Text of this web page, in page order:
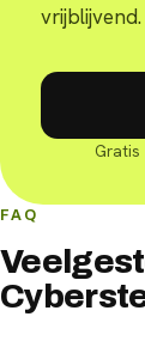
vrijblijvend.
Gratis
FAQ